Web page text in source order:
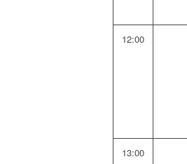
12:00
13:00